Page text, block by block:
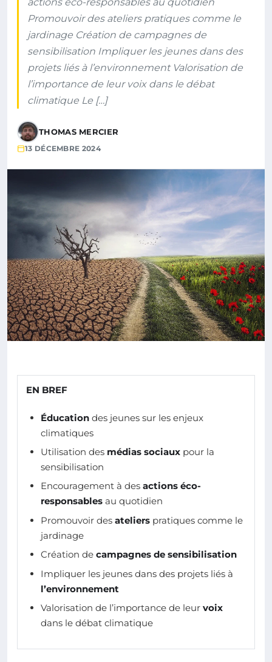
Promouvoir des ateliers pratiques comme le
jardinage Création de campagnes de
sensibilisation Impliquer les jeunes dans des
projets liés à l’environnement Valorisation de
l’importance de leur voix dans le débat
climatique Le […]
THOMAS MERCIER
13 DÉCEMBRE 2024
EN BREF
Éducation des jeunes sur les enjeux
climatiques
Utilisation des médias sociaux pour la
sensibilisation
Encouragement à des actions éco-
responsables au quotidien
Promouvoir des ateliers pratiques comme le
jardinage
Création de campagnes de sensibilisation
Impliquer les jeunes dans des projets liés à
l’environnement
Valorisation de l’importance de leur voix
dans le débat climatique